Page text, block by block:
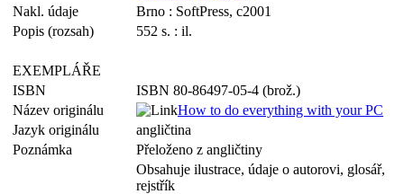
Nakl. údaje
Brno : SoftPress, c2001
Popis (rozsah)
552 s. : il.
EXEMPLÁŘE
ISBN
ISBN 80-86497-05-4 (brož.)
Název originálu
How to do everything with your PC
Jazyk originálu
angličtina
Poznámka
Přeloženo z angličtiny
Obsahuje ilustrace, údaje o autorovi, glosář,
rejstřík